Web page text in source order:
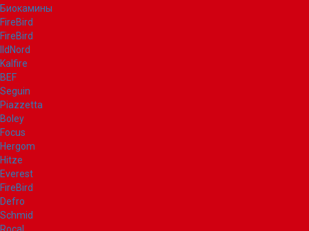
Биокамины
FireBird
FireBird
IldNord
Kalfire
BEF
Seguin
Piazzetta
Boley
Focus
Hergom
Hitze
Everest
FireBird
Defro
Schmid